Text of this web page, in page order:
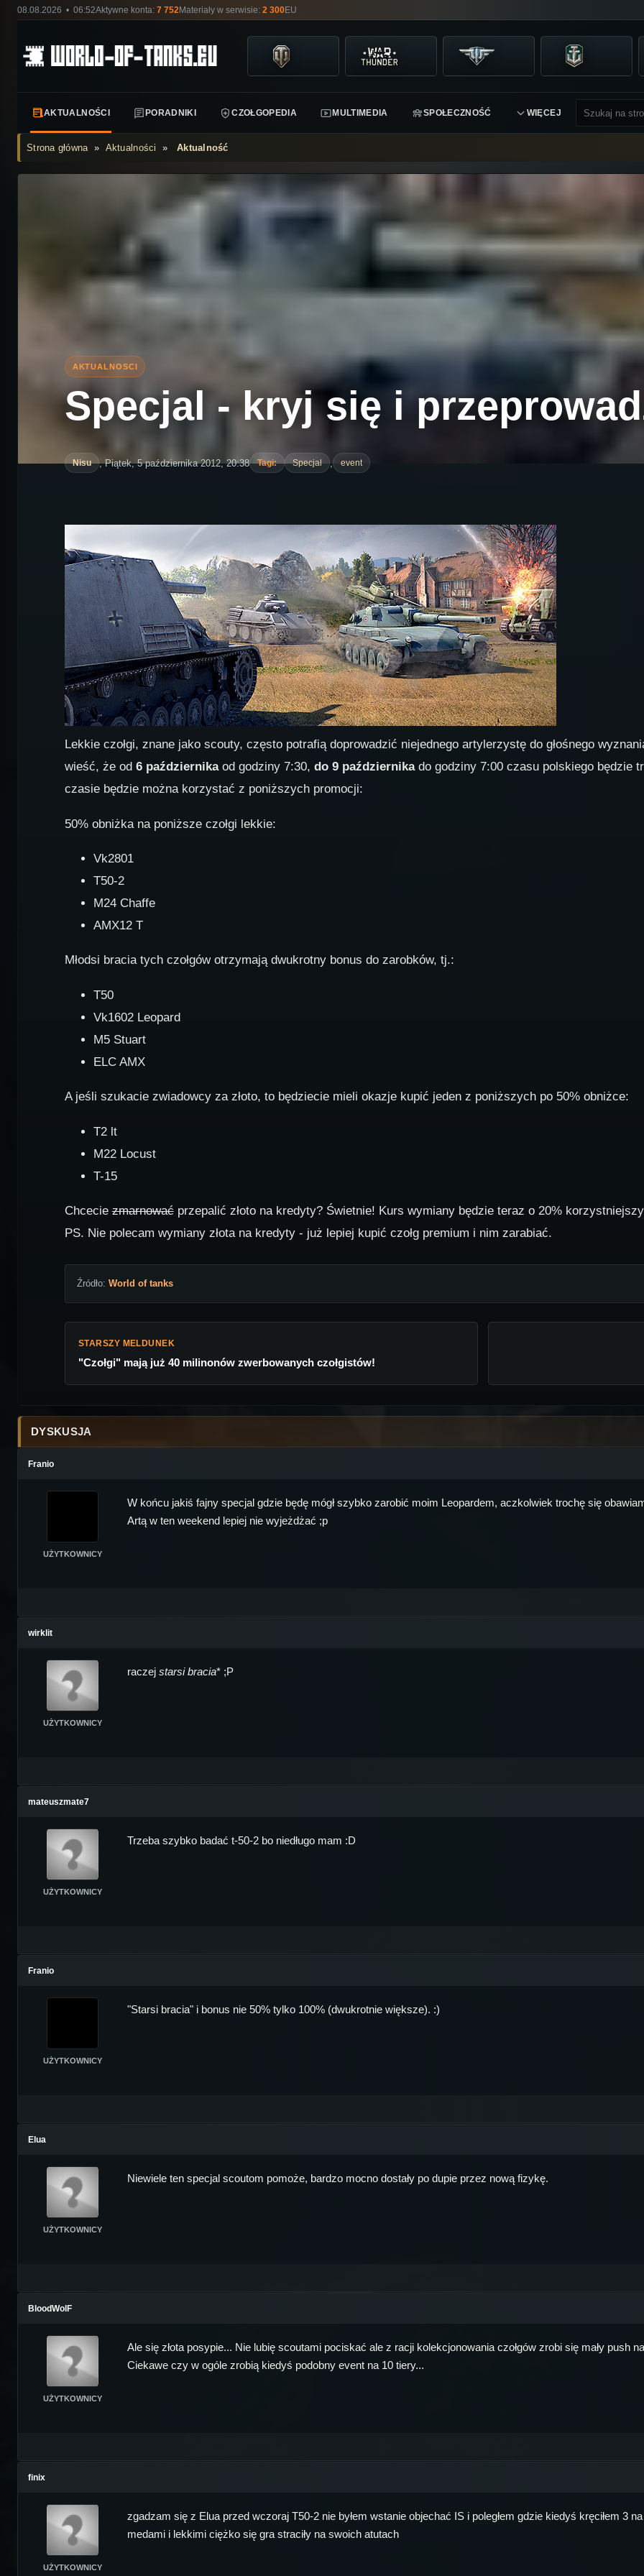
08.08.2026 • 06:52Aktywne konta: 7 752Materiały w serwisie: 2 300EU
AKTUALNOŚCI PORADNIKI CZOŁGOPEDIA MULTIMEDIA SPOŁECZNOŚĆ WIĘCEJ
Strona główna» Aktualności »Aktualność
Specjal - kryj się i
Nisu , Piątek, 5 października 2012, 20:38 Tagi: Specjal , event
Lekkie czołgi, znane jako scouty, często potrafią doprowadzić niejednego artylerzystę do głośnego
wieść, że od 6 październikaod godziny 7:30, do 9 październikado godziny 7:00 czasu polskiego będzie
czasie będzie można korzystać z poniższych promocji:
50% obniżka na poniższe czołgi lekkie:
Vk2801
T50-2
M24 Chaffe
AMX12 T
Młodsi bracia tych czołgów otrzymają dwukrotny bonus do zarobków, tj.:
T50
Vk1602 Leopard
M5 Stuart
ELC AMX
A jeśli szukacie zwiadowcy za złoto, to będziecie mieli okazje kupić jeden z poniższych po 50% obniżce:
T2 lt
M22 Locust
T-15
Chceciezmarnowaćprzepalić złoto na kredyty? Świetnie! Kurs wymiany będzie teraz o 20%
PS. Nie polecam wymiany złota na kredyty - już lepiej kupić czołg premium i nim zarabiać.
Źródło: World of tanks
STARSZY MELDUNEK
"Czołgi" mają już 40 milinonów zwerbowanych czołgistów!
DYSKUSJA
Franio
UŻYTKOWNICY
W końcu jakiś fajny specjal gdzie będę mógł szybko zarobić moim Leopardem, aczkolwiek trochę się
Artą w ten weekend lepiej nie wyjeżdżać ;p
wirklit
UŻYTKOWNICY
raczej starsi bracia* ;P
mateuszmate7
UŻYTKOWNICY
Trzeba szybko badać t-50-2 bo niedługo mam :D
Franio
UŻYTKOWNICY
"Starsi bracia" i bonus nie 50% tylko 100% (dwukrotnie większe). :)
Elua
UŻYTKOWNICY
Niewiele ten specjal scoutom pomoże, bardzo mocno dostały po dupie przez nową fizykę.
BloodWolF
UŻYTKOWNICY
Ale się złota posypie... Nie lubię scoutami pociskać ale z racji kolekcjonowania czołgów zrobi się mały push
Ciekawe czy w ogóle zrobią kiedyś podobny event na 10 tiery...
finix
UŻYTKOWNICY
zgadzam się z Elua przed wczoraj T50-2 nie byłem wstanie objechać IS i poległem gdzie kiedyś kręciłem 3
medami i lekkimi ciężko się gra straciły na swoich atutach